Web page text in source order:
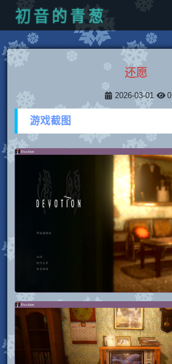
初 音 的 青葱
还愿
2026-03-01 0
游戏截图